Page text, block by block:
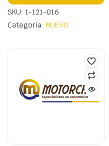
SKU: 1-121-016
Categoría: NUEVO